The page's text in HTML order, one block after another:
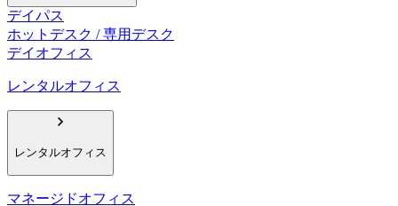
デイパス
ホットデスク / 専用デスク
デイオフィス
レンタルオフィス
レンタルオフィス
マネージドオフィス